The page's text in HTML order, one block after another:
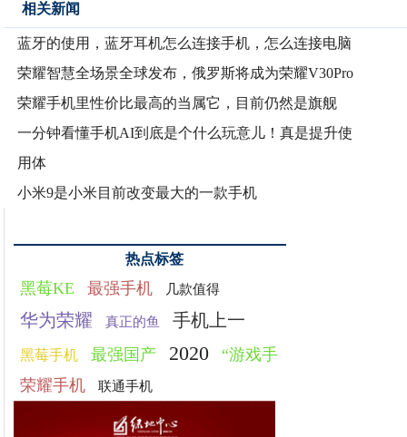
相关新闻
蓝牙的使用，蓝牙耳机怎么连接手机，怎么连接电脑
荣耀智慧全场景全球发布，俄罗斯将成为荣耀V30Pro
荣耀手机里性价比最高的当属它，目前仍然是旗舰
一分钟看懂手机AI到底是个什么玩意儿！真是提升使
用体
小米9是小米目前改变最大的一款手机
热点标签
黑莓KE 最强手机 几款值得
华为荣耀 真正的鱼 手机上一
黑莓手机 最强国产 2020
“游戏手
荣耀手机
联通手机